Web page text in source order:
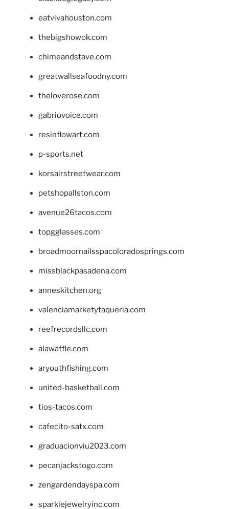
eatvivahouston.com
thebigshowok.com
chimeandstave.com
greatwallseafoodny.com
theloverose.com
gabriovoice.com
resinflowart.com
p-sports.net
korsairstreetwear.com
petshopallston.com
avenue26tacos.com
topgglasses.com
broadmoornailsspacoloradosprings.com
missblackpasadena.com
anneskitchen.org
valenciamarketytaqueria.com
reefrecordsllc.com
alawaffle.com
aryouthfishing.com
united-basketball.com
tios-tacos.com
cafecito-satx.com
graduacionviu2023.com
pecanjackstogo.com
zengardendayspa.com
sparklejewelryinc.com